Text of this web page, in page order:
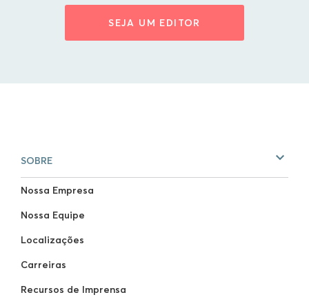
SEJA UM EDITOR
SOBRE
Nossa Empresa
Nossa Equipe
Localizações
Carreiras
Recursos de Imprensa